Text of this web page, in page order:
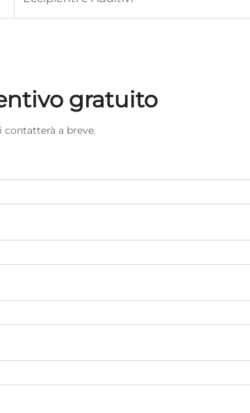
gratuito
contatterà a breve.